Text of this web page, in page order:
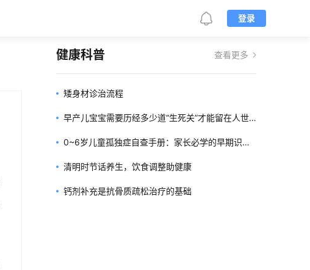
登录
健康科普 查看更多
矮身材诊治流程
早产儿宝宝需要历经多少道“生死关”才能留在人世
间？
0~6岁儿童孤独症自查手册：家长必学的早期识别
技巧
清明时节话养生，饮食调整助健康
钙剂补充是抗骨质疏松治疗的基础